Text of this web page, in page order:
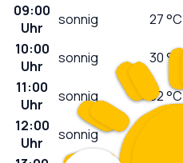
09:00
Uhr
sonnig 27°C
10:00
Uhr
sonnig 30°C
11:00
Uhr
sonnig 32°C
12:00
Uhr
sonnig